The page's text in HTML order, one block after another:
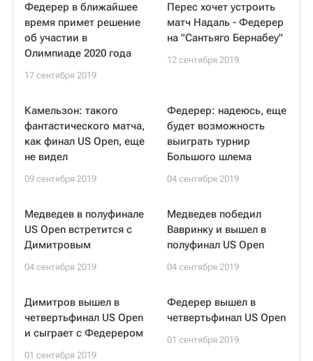
Федерер в ближайшее
время примет решение
об участии в
Олимпиаде 2020 года
17 сентября 2019
Перес хочет устроить
матч Надаль - Федерер
на "Сантьяго Бернабеу"
12 сентября 2019
Камельзон: такого
фантастического матча,
как финал US Open, еще
не видел
09 сентября 2019
Федерер: надеюсь, еще
будет возможность
выиграть турнир
Большого шлема
04 сентября 2019
Медведев в полуфинале
US Open встретится с
Димитровым
04 сентября 2019
Медведев победил
Вавринку и вышел в
полуфинал US Open
04 сентября 2019
Димитров вышел в
четвертьфинал US Open
и сыграет с Федерером
01 сентября 2019
Федерер вышел в
четвертьфинал US Open
01 сентября 2019